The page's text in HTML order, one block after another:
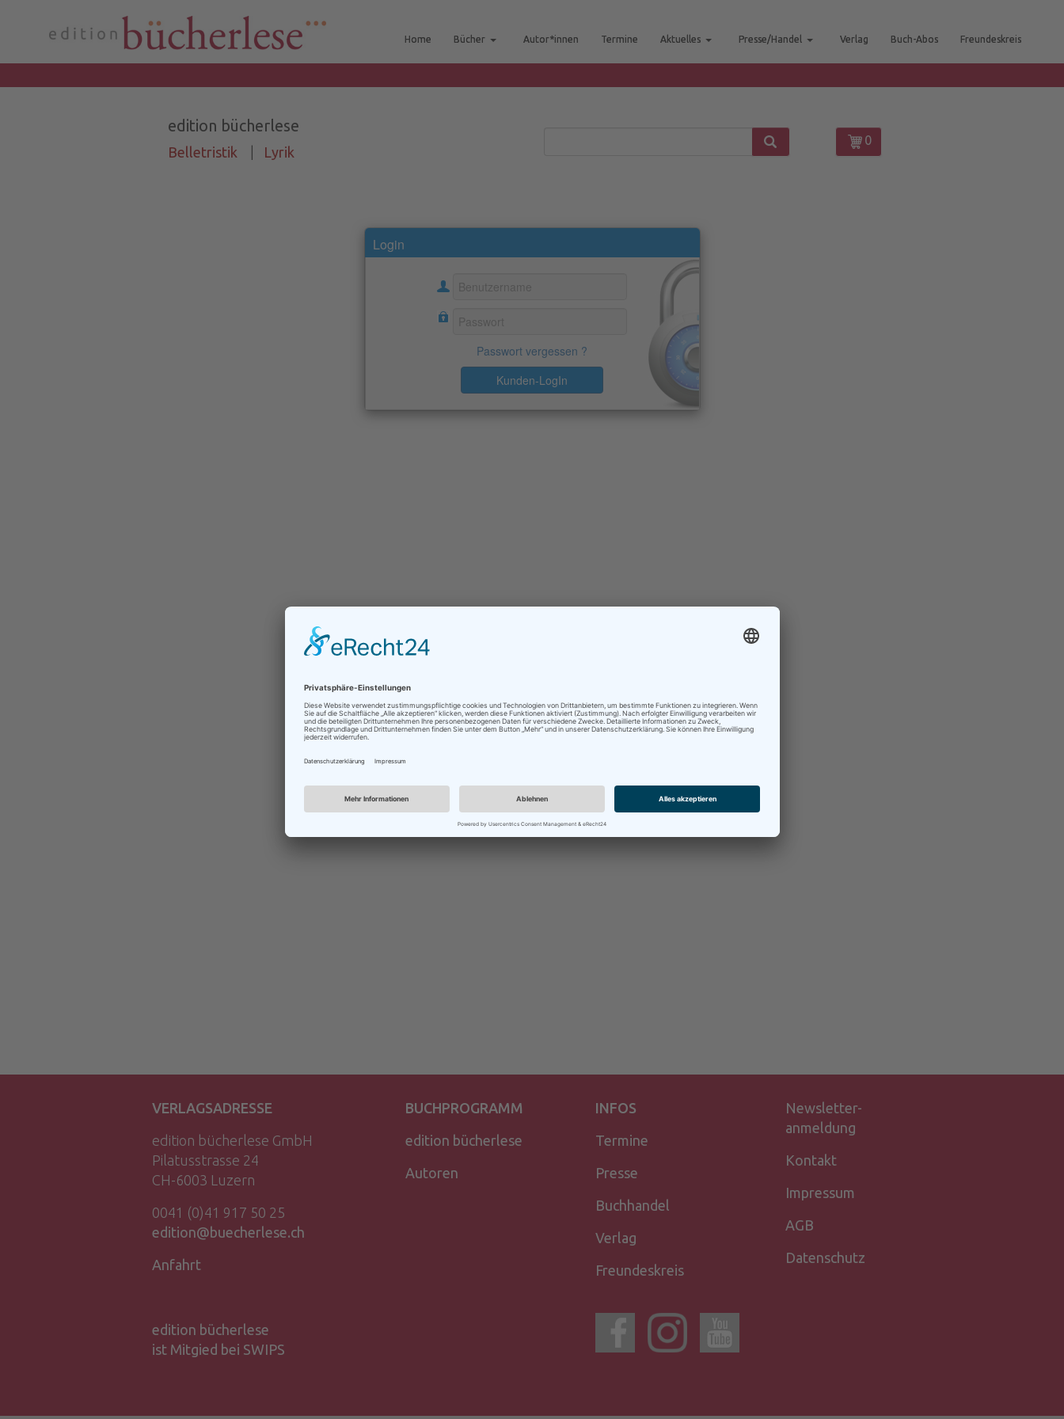
Home Bücher Autor*innen Termine Aktuelles Presse/Handel Verlag Buch-Abos Freundeskreis
edition bücherlese
Belletristik Lyrik
0
VERLAGSADRESSE
edition bücherlese GmbH
Pilatusstrasse 24
CH-6003 Luzern
0041 (0)41 917 50 25
edition@buecherlese.ch
Anfahrt
edition bücherlese
ist Mitgied bei SWIPS
BUCHPROGRAMM
edition bücherlese
Autoren
INFOS
Termine
Presse
Buchhandel
Verlag
Freundeskreis
Newsletter-
anmeldung
Kontakt
Impressum
AGB
Datenschutz